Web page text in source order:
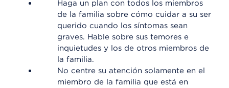
Haga un plan con todos los miembros
de la familia sobre cómo cuidar a su ser
querido cuando los síntomas sean
graves. Hable sobre sus temores e
inquietudes y los de otros miembros de
la familia.
No centre su atención solamente en el
miembro de la familia que está en